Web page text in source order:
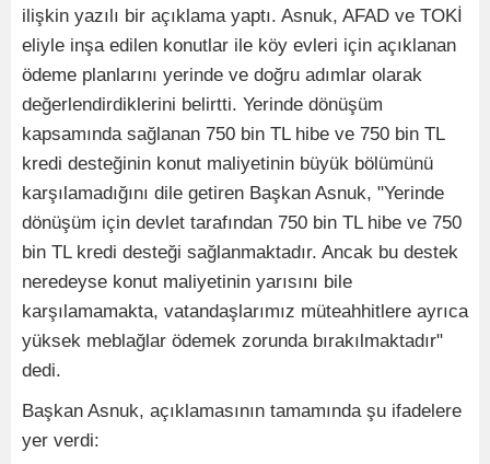
ilişkin yazılı bir açıklama yaptı. Asnuk, AFAD ve TOKİ
eliyle inşa edilen konutlar ile köy evleri için açıklanan
ödeme planlarını yerinde ve doğru adımlar olarak
değerlendirdiklerini belirtti. Yerinde dönüşüm
kapsamında sağlanan 750 bin TL hibe ve 750 bin TL
kredi desteğinin konut maliyetinin büyük bölümünü
karşılamadığını dile getiren Başkan Asnuk, "Yerinde
dönüşüm için devlet tarafından 750 bin TL hibe ve 750
bin TL kredi desteği sağlanmaktadır. Ancak bu destek
neredeyse konut maliyetinin yarısını bile
karşılamamakta, vatandaşlarımız müteahhitlere ayrıca
yüksek meblağlar ödemek zorunda bırakılmaktadır"
dedi.
Başkan Asnuk, açıklamasının tamamında şu ifadelere
yer verdi: